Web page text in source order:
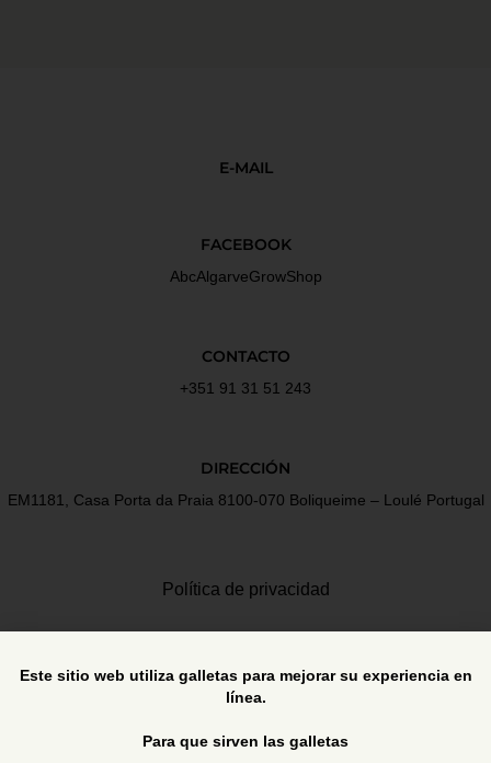
E-MAIL
FACEBOOK
AbcAlgarveGrowShop
CONTACTO
+351 91 31 51 243
DIRECCIÓN
EM1181, Casa Porta da Praia 8100-070 Boliqueime – Loulé Portugal
Política de privacidad
Este sitio web utiliza galletas para mejorar su experiencia en
línea.
Para que sirven las galletas